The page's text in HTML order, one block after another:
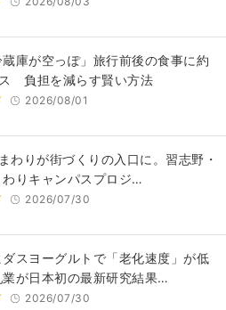
蔵庫が空っぽ」旅行前後の食事に約
負担を減らす賢い方法
2026/08/01
わりが街づくりの入口に。習志野・
りキャンパスプロジ…
2026/07/30
スヨーグルトで「老化速度」が低
が日本初の最新研究結果…
2026/07/30